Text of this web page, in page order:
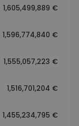
1,605,499,889 €
1,596,774,840 €
1,555,057,223 €
1,516,701,204 €
1,455,234,795 €